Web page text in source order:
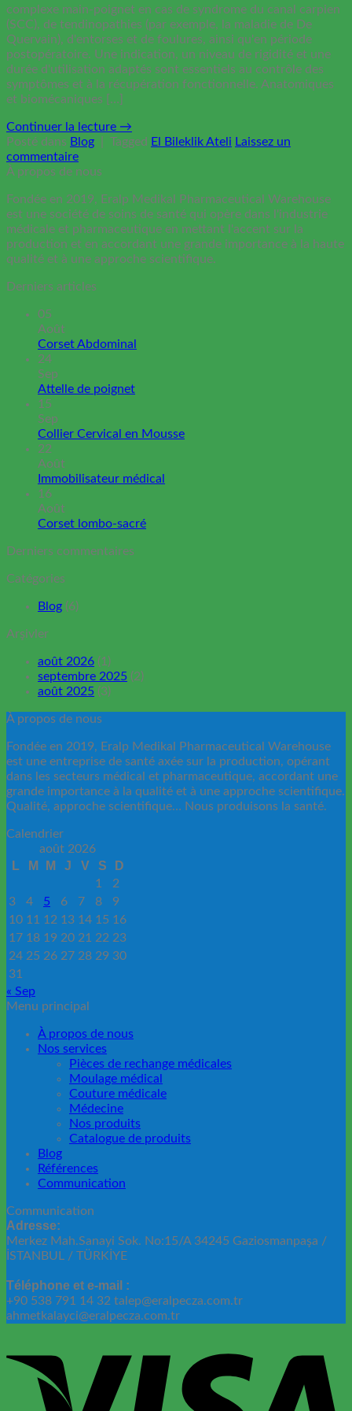
complexe main-poignet en cas de syndrome du canal carpien
(SCC), de tendinopathies (par exemple, la maladie de De
Quervain), d'entorses et de foulures, ainsi qu'en période
postopératoire. Une indication, un niveau de rigidité et une
durée d'utilisation adaptés sont essentiels au contrôle des
symptômes et à la récupération fonctionnelle. Anatomiques
et biomécaniques […]
Continuer la lecture →
Posté dans Blog Tagged El Bileklik Ateli Laissez un
commentaire
À propos de nous
Fondée en 2019, Eralp Medikal Pharmaceutical Warehouse
est une société de soins de santé qui opère dans l'industrie
médicale et pharmaceutique en mettant l'accent sur la
production et en accordant une grande importance à la haute
qualité et à une approche scientifique.
Derniers articles
05
Août
Corset Abdominal
24
Sep
Attelle de poignet
15
Sep
Collier Cervical en Mousse
22
Août
Immobilisateur médical
16
Août
Corset lombo-sacré
Derniers commentaires
Catégories
Blog (6)
Arşivler
août 2026 (1)
septembre 2025 (2)
août 2025 (3)
À propos de nous
Fondée en 2019, Eralp Medikal Pharmaceutical Warehouse
est une entreprise de santé axée sur la production, opérant
dans les secteurs médical et pharmaceutique, accordant une
grande importance à la qualité et à une approche scientifique.
Qualité, approche scientifique… Nous produisons la santé.
Calendrier
août 2026
L M M J V S D
1
2
3
4 5 6 7 8
9
10 11 12 13 14 15 16
17 18 19 20 21 22 23
24 25 26 27 28 29 30
31
« Sep
Menu principal
À propos de nous
Nos services
Pièces de rechange médicales
Moulage médical
Couture médicale
Médecine
Nos produits
Catalogue de produits
Blog
Références
Communication
Communication
Adresse:
Merkez Mah.Sanayi Sok. No:15/A 34245 Gaziosmanpaşa /
İSTANBUL / TÜRKİYE
Téléphone et e-mail :
+90 538 791 14 32 talep@eralpecza.com.tr
ahmetkalayci@eralpecza.com.tr